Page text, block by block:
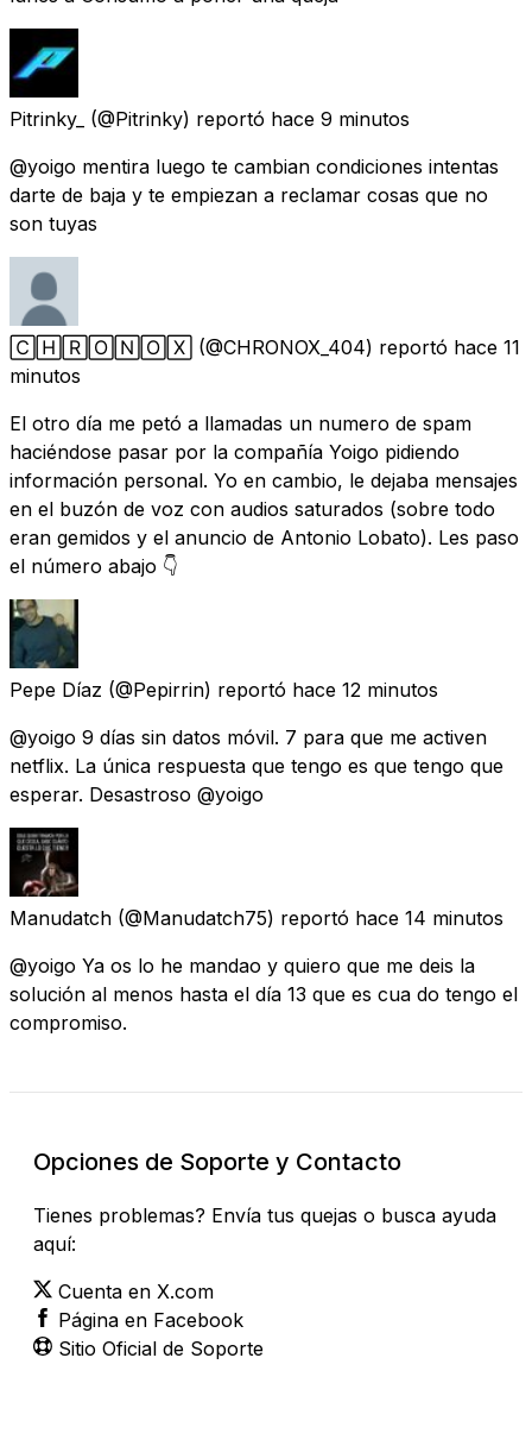
Pitrinky_ (@Pitrinky) reportó hace 9 minutos
@yoigo mentira luego te cambian condiciones intentas
darte de baja y te empiezan a reclamar cosas que no
son tuyas
🄲🄷🅁🄾🄽🄾🅇 (@CHRONOX_404) reportó hace 11
minutos
El otro día me petó a llamadas un numero de spam
haciéndose pasar por la compañía Yoigo pidiendo
información personal. Yo en cambio, le dejaba mensajes
en el buzón de voz con audios saturados (sobre todo
eran gemidos y el anuncio de Antonio Lobato). Les paso
el número abajo 👇
Pepe Díaz (@Pepirrin) reportó hace 12 minutos
@yoigo 9 días sin datos móvil. 7 para que me activen
netflix. La única respuesta que tengo es que tengo que
esperar. Desastroso @yoigo
Manudatch (@Manudatch75) reportó hace 14 minutos
@yoigo Ya os lo he mandao y quiero que me deis la
solución al menos hasta el día 13 que es cua do tengo el
compromiso.
Opciones de Soporte y Contacto
Tienes problemas? Envía tus quejas o busca ayuda
aquí:
Cuenta en X.com
Página en Facebook
Sitio Oficial de Soporte